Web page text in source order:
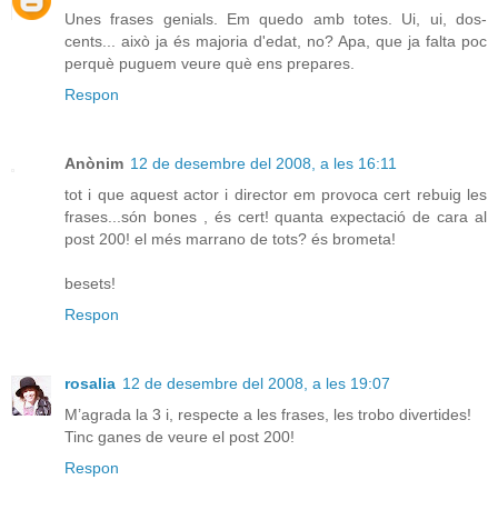
Unes frases genials. Em quedo amb totes. Ui, ui, dos-
cents... això ja és majoria d'edat, no? Apa, que ja falta poc
perquè puguem veure què ens prepares.
Respon
Anònim 12 de desembre del 2008, a les 16:11
tot i que aquest actor i director em provoca cert rebuig les
frases...són bones , és cert! quanta expectació de cara al
post 200! el més marrano de tots? és brometa!
besets!
Respon
rosalia 12 de desembre del 2008, a les 19:07
M’agrada la 3 i, respecte a les frases, les trobo divertides!
Tinc ganes de veure el post 200!
Respon